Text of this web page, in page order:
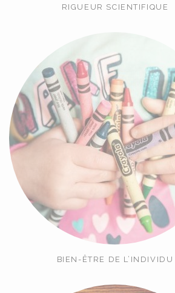
RIGUEUR SCIENTIFIQUE
BIEN-ÊTRE DE L’INDIVIDU